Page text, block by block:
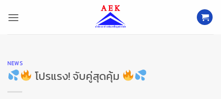
NEWS
โปรแรง! จับคู่สุดคุ้ม